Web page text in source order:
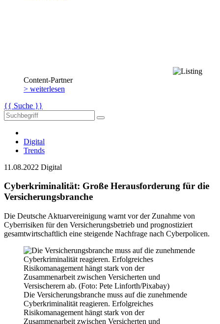
Content-Partner
> weiterlesen
{{ Suche }}
Digital
Trends
11.08.2022 Digital
Cyberkriminalität: Große Herausforderung für die
Versicherungsbranche
Die Deutsche Aktuarvereinigung warnt vor der Zunahme von
Cyberrisiken für den Versicherungsbetrieb und prognostiziert
gesamtwirtschaftlich eine steigende Nachfrage nach Cyberpolicen.
Die Versicherungsbranche muss auf die zunehmende
Cyberkriminalität reagieren. Erfolgreiches
Risikomanagement hängt stark von der
Zusammenarbeit zwischen Versicherten und